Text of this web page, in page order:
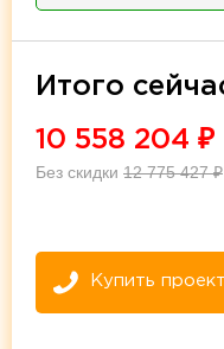
Итого
10 558 204 ₽
Без скидки 12 775 427₽
Купить проект